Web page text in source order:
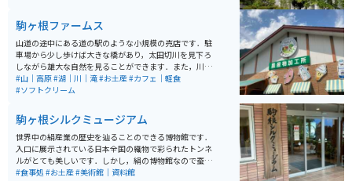
産を購入できる店にカフェスペースもあります。工場か
らは中央アルプスと南アルプスを見ることもでき、敷地
内には健康の森という広大な散策コースもあり、森林浴
をしながら気分転換もできます。
駒ヶ根ファームス
山道の途中にある道の駅のような小規模の売店です．駐
車場から少し歩けば大きな橋があり，太田切川を見下ろ
しながら雄大な自然を見ることができます．また，川に
降りることもでき，夏でも冷たい水で川遊びが楽しめま
す．川で遊んだ後のすずらんソフトクリームは絶品で
#山｜高原#湖｜川｜滝#お土産#カフェ｜軽食
#ソフトクリーム
駒ヶ根シルクミュージアム
世界中の絹産業の歴史を辿ることのできる博物館です．
入口に展示されている日本全国の織物で彩られたトンネ
ルがとても美しいです．しかし，絹の博物館なので蚕に
ついても詳しい展示がされているため，虫、特に芋虫の
#食事処 #お土産#美術館｜資料館